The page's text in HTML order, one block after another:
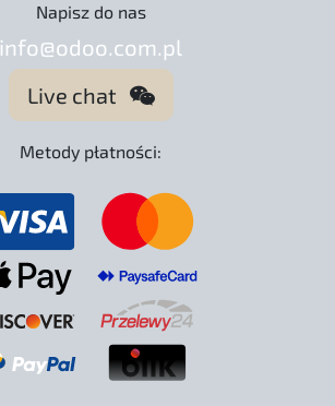
Napisz do nas
info@odoo.com.pl
Live chat
Metody płatności: